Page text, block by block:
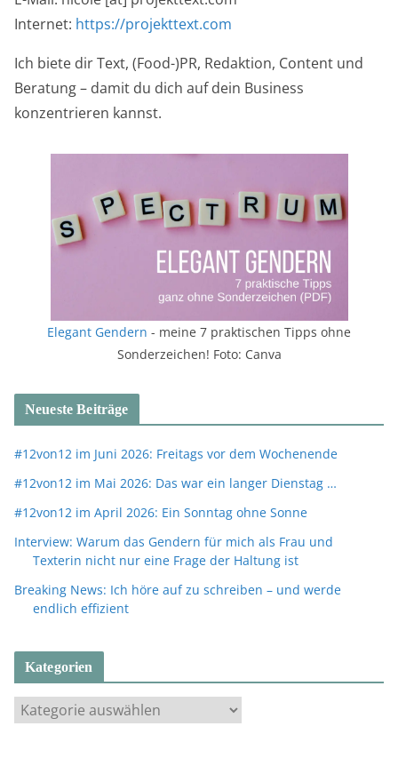
Internet: https://projekttext.com
Ich biete dir Text, (Food-)PR, Redaktion, Content und
Beratung – damit du dich auf dein Business
konzentrieren kannst.
Elegant Gendern - meine 7 praktischen Tipps ohne
Sonderzeichen! Foto: Canva
Neueste Beiträge
#12von12 im Juni 2026: Freitags vor dem Wochenende
#12von12 im Mai 2026: Das war ein langer Dienstag …
#12von12 im April 2026: Ein Sonntag ohne Sonne
Interview: Warum das Gendern für mich als Frau und
Texterin nicht nur eine Frage der Haltung ist
Breaking News: Ich höre auf zu schreiben – und werde
endlich effizient
Kategorien
a